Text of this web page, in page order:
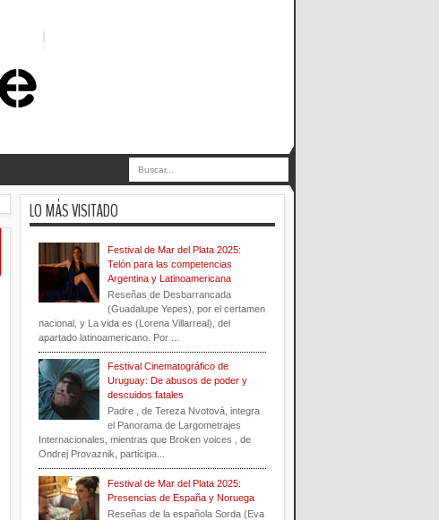
LO MÁS VISITADO
Festival de Mar del Plata 2025:
Telón para las competencias
Argentina y Latinoamericana
Reseñas de Desbarrancada
(Guadalupe Yepes), por el certamen
nacional, y La vida es (Lorena Villarreal), del
apartado latinoamericano. Por ...
Festival Cinematográfico de
Uruguay: De abusos de poder y
descuidos fatales
Padre , de Tereza Nvotová, integra
el Panorama de Largometrajes
Internacionales, mientras que Broken voices , de
Ondrej Provaznik, participa...
Festival de Mar del Plata 2025:
Presencias de España y Noruega
Reseñas de la española Sorda (Eva